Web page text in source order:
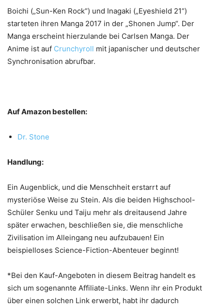
Boichi („Sun-Ken Rock“) und Inagaki („Eyeshield 21“)
starteten ihren Manga 2017 in der „Shonen Jump“. Der
Manga erscheint hierzulande bei Carlsen Manga. Der
Anime ist auf Crunchyroll mit japanischer und deutscher
Synchronisation abrufbar.
Auf Amazon bestellen:
Dr. Stone
Handlung:
Ein Augenblick, und die Menschheit erstarrt auf
mysteriöse Weise zu Stein. Als die beiden Highschool-
Schüler Senku und Taiju mehr als dreitausend Jahre
später erwachen, beschließen sie, die menschliche
Zivilisation im Alleingang neu aufzubauen! Ein
beispielloses Science-Fiction-Abenteuer beginnt!
*Bei den Kauf-Angeboten in diesem Beitrag handelt es
sich um sogenannte Affiliate-Links. Wenn ihr ein Produkt
über einen solchen Link erwerbt, habt ihr dadurch